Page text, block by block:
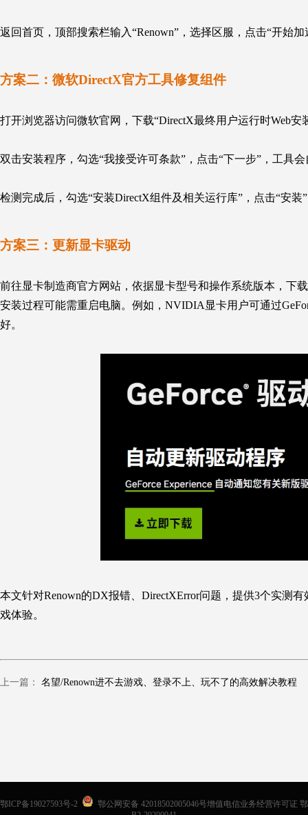
返回首页，顶部搜索栏输入“Renown”，选择区服， 点击“开始加
方案二： 微软DirectX官方工具修复组件
打开浏览器访问微软官网，下载“DirectX最终用户运行时Web安
双击安装程序，勾选“我接受许可条款”，点击“下一步”，工具
检测完成后，勾选“安装DirectX组件及相关运行库”，点击“安
方案三： 更新显卡驱动
前往显卡制造商官方网站，依据显卡型号和操作系统版本，下
安装过程可能需重启电脑。例如，NVIDIA显卡用户可通过
好。
本文针对Renown的DX报错、DirectXError问题，提供3个实测
戏体验。
上一篇： 名望/Renown进不去游戏、登录不上、玩不了的高效解决教程
鄂ICP备19027593号-2
鄂公网安备 42018502005046号增值电信业务经营许可证 鄂